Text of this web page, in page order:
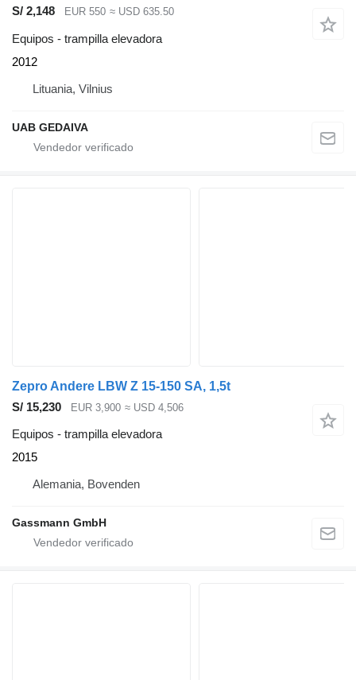
S/ 2,148
EUR 550 ≈ USD 635.50
Equipos - trampilla elevadora
2012
Lituania, Vilnius
UAB GEDAIVA
Zepro Andere LBW Z 15-150 SA, 1,5t
S/ 15,230
EUR 3,900 ≈ USD 4,506
Equipos - trampilla elevadora
2015
Alemania, Bovenden
Gassmann GmbH